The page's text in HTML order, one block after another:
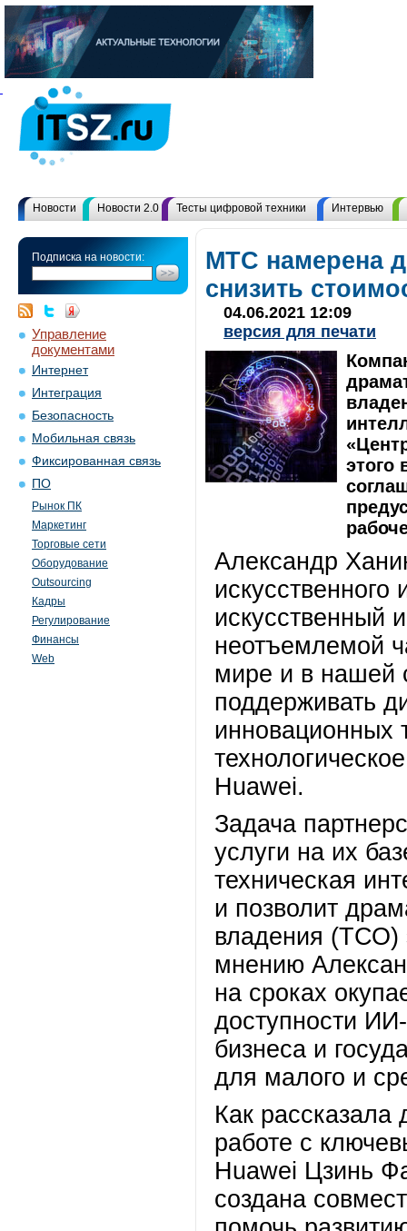
Новости Новости 2.0 Тесты цифровой техники Интервью
Подписка на новости:
Управление
документами
Интернет
Интеграция
Безопасность
Мобильная связь
Фиксированная связь
ПО
Рынок ПК
Маркетинг
Торговые сети
Оборудование
Outsourcing
Кадры
Регулирование
Финансы
Web
МТС намерена
снизить
04.06.2021 12:09
версия для печати
этого
Александр
искусственный
неотъемлемой
мире и в нашей
поддерживать
инновационных
Huawei.
Задача
услуги на их
техническая
и позволит
владения (ТСО)
мнению
на сроках
доступности
бизнеса и
для малого и
Как рассказала
работе с
Huawei Цзинь
создана